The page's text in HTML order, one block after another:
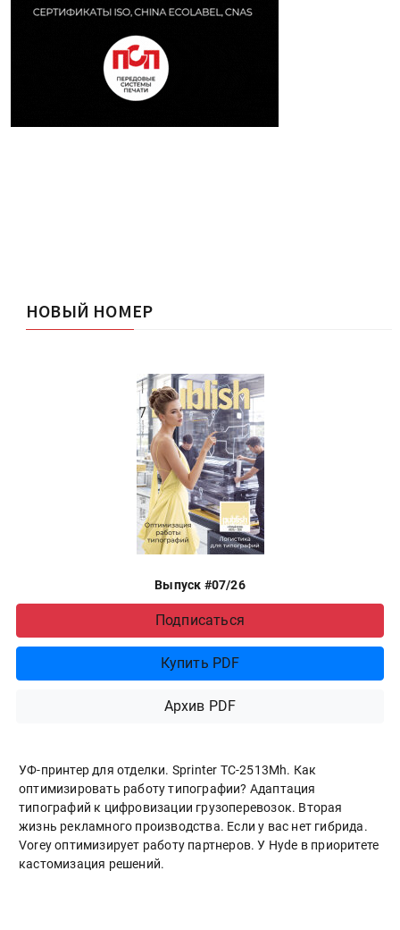
НОВЫЙ НОМЕР
Выпуск #07/26
Подписаться
Купить PDF
Архив PDF
УФ-принтер для отделки. Sprinter ТС-2513Mh. Как
оптимизировать работу типографии? Адаптация
типографий к цифровизации грузоперевозок. Вторая
жизнь рекламного производства. Если у вас нет гибрида.
Vorey оптимизирует работу партнеров. У Hyde в приоритете
кастомизация решений.